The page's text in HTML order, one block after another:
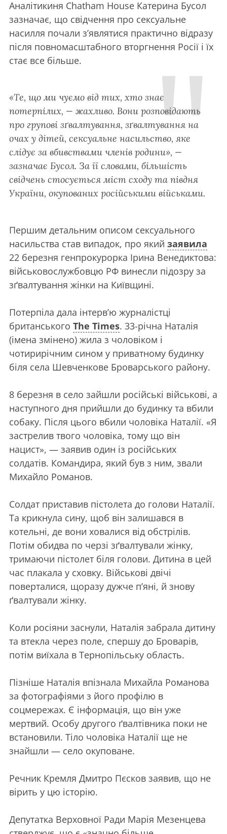
Аналітикиня Chatham House Катерина Бусол
зазначає, що свідчення про сексуальне
насилля почали з’являтися практично відразу
після повномасштабного вторгнення Росії і їх
стає все більше.
«Те, що ми чуємо від тих, хто знає
потерпілих, — жахливо. Вони розповідають
про групові зґвалтування, зґвалтування на
очах у дітей, сексуальне насильство, яке
слідує за вбивствами членів родини», —
зазначає Бусол. За її словами, більшість
свідчень стосується міст сходу та півдня
України, окупованих російськими військами.
Першим детальним описом сексуального
насильства став випадок, про який заявила
22 березня генпрокурорка Ірина Венедиктова:
військовослужбовцю РФ винесли підозру за
зґвалтування жінки на Київщині.
Потерпіла дала інтерв’ю журналістці
британського The Times. 33-річна Наталія
(імена змінено) жила з чоловіком і
чотирирічним сином у приватному будинку
біля села Шевченкове Броварського району.
8 березня в село зайшли російські військові, а
наступного дня прийшли до будинку та вбили
собаку. Після цього вбили чоловіка Наталії. «Я
застрелив твого чоловіка, тому що він
нацист», — заявив один із російських
солдатів. Командира, який був з ним, звали
Михайло Романов.
Солдат приставив пістолета до голови Наталії.
Та крикнула сину, щоб він залишався в
котельні, де вони ховалися від обстрілів.
Потім обидва по черзі зґвалтували жінку,
тримаючи пістолет біля голови. Дитина в цей
час плакала у сховку. Військові двічі
поверталися, щоразу дужче п’яні, й знову
ґвалтували жінку.
Коли росіяни заснули, Наталія забрала дитину
та втекла через поле, спершу до Броварів,
потім виїхала в Тернопільську область.
Пізніше Наталія впізнала Михайла Романова
за фотографіями з його профілю в
соцмережах. Є інформація, що він уже
мертвий. Особу другого ґвалтівника поки не
встановили. Тіло чоловіка Наталії ще не
знайшли — село окуповане.
Речник Кремля Дмитро Пєсков заявив, що не
вірить у цю історію.
Депутатка Верховної Ради Марія Мезенцева